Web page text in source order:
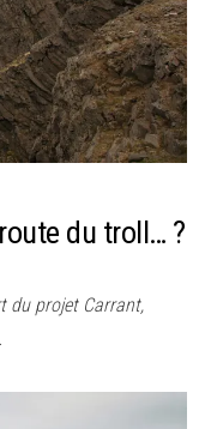
du troll… ?
du projet Carrant,